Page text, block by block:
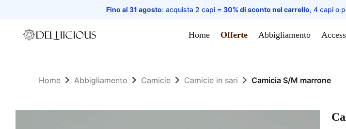
Fino al 31 agosto: acquista 2 capi = 30% di sconto nel carrello, 4 capi o
Home
Home Offerte Abbigliamento
Home Abbigliamento Camicie Camicie in sari Camicia S/M marrone